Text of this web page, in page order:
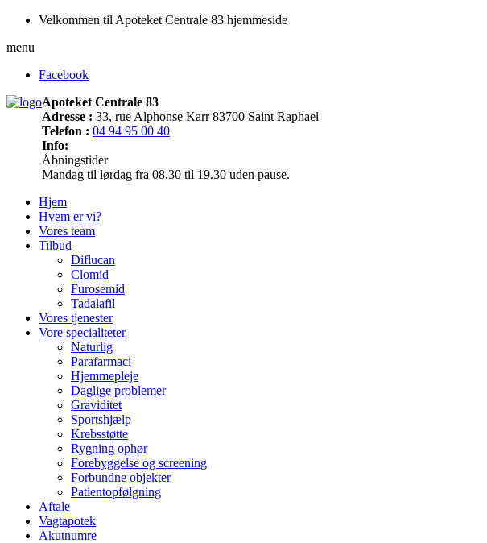
Velkommen til Apoteket Centrale 83 hjemmeside
menu
Facebook
Apoteket Centrale 83
Adresse : 33, rue Alphonse Karr 83700 Saint Raphael
Telefon : 04 94 95 00 40
Info:
Åbningstider
Mandag til lørdag fra 08.30 til 19.30 uden pause.
Hjem
Hvem er vi?
Vores team
Tilbud
Diflucan
Clomid
Furosemid
Tadalafil
Vores tjenester
Vore specialiteter
Naturlig
Parafarmaci
Hjemmepleje
Daglige problemer
Graviditet
Sportshjælp
Krebsstøtte
Rygning ophør
Forebyggelse og screening
Forbundne objekter
Patientopfølgning
Aftale
Vagtapotek
Akutnumre